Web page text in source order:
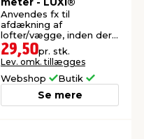
Anvendes fx til
afdækning af
lofter/vægge, inden der
skal males.
29,50pr. stk.
Lev. omk. tillægges
Webshop Butik
Se mere